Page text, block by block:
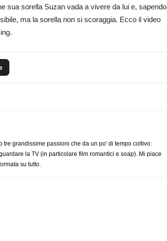
sua sorella Suzan vada a vivere da lui e, sapendo
ma la sorella non si scoraggia. Ecco il video
tre grandissime passioni che da un po' di tempo coltivo:
la TV (in particolare film romantici e soap). Mi piace
su tutto.